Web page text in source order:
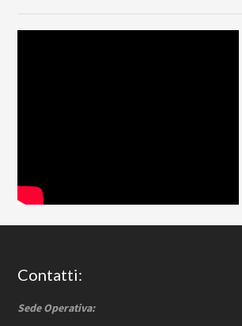
Footer
Contatti:
Sede Operativa: